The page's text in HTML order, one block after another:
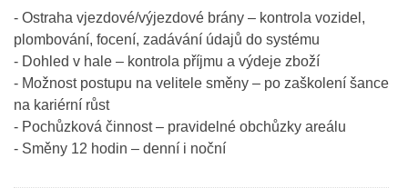
- Ostraha vjezdové/výjezdové brány – kontrola vozidel,
plombování, focení, zadávání údajů do systému
- Dohled v hale – kontrola příjmu a výdeje zboží
- Možnost postupu na velitele směny – po zaškolení šance
na kariérní růst
- Pochůzková činnost – pravidelné obchůzky areálu
- Směny 12 hodin – denní i noční